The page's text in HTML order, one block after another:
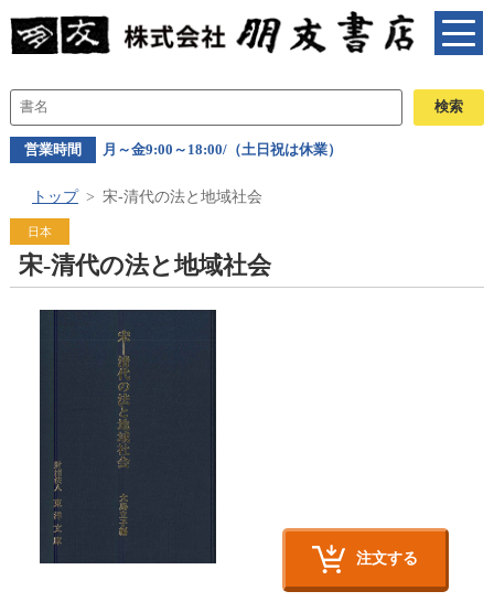
営業時間 月～金9:00～18:00/（土日祝は休業）
トップ 宋-清代の法と地域社会
日本
宋-清代の法と地域社会
注文する